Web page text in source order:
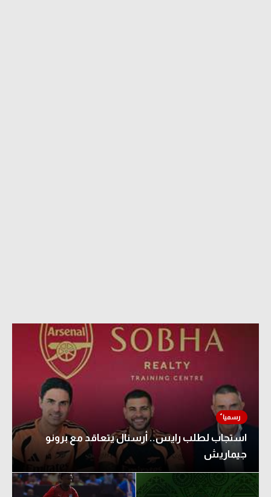
استجاب لطلب رايس.. أرسنال يتعاقد مع برونو
جيماريش